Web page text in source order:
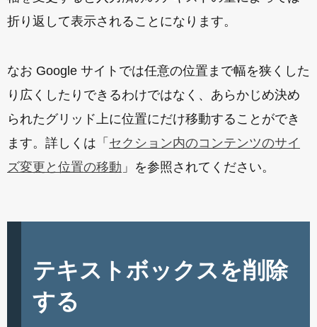
折り返して表示されることになります。
なお Google サイトでは任意の位置まで幅を狭くした
り広くしたりできるわけではなく、あらかじめ決め
られたグリッド上に位置にだけ移動することができ
ます。詳しくは「 セクション内のコンテンツのサイ
ズ変更と位置の移動 」を参照されてください。
テキストボックスを削除
する